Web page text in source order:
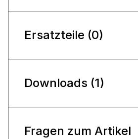
Ersatzteile (0)
Downloads (1)
Fragen zum Artikel